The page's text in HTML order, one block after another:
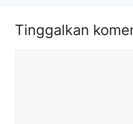
Tinggalkan